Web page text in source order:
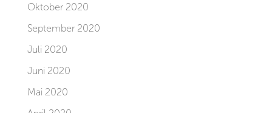
Oktober 2020
September 2020
Juli 2020
Juni 2020
Mai 2020